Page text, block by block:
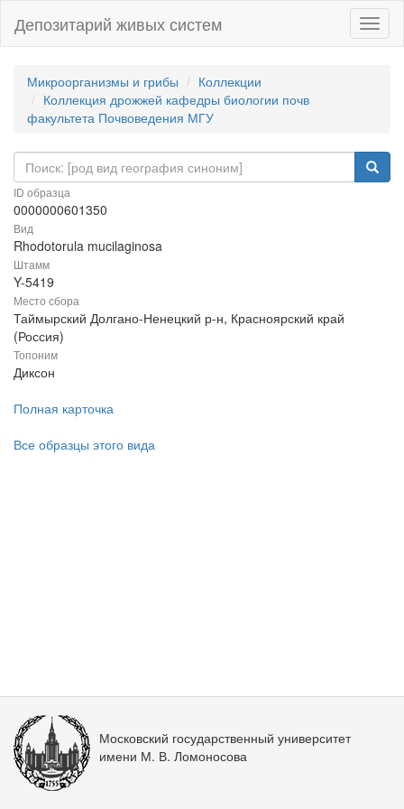
Депозитарий живых систем
Микроорганизмы и грибы
Коллекции
Коллекция дрожжей кафедры биологии почв
факультета Почвоведения МГУ
ID образца
0000000601350
Вид
Rhodotorula mucilaginosa
Штамм
Y-5419
Место сбора
Таймырский Долгано-Ненецкий р-н, Красноярский край
(Россия)
Топоним
Диксон
Полная карточка
Все образцы этого вида
Московский государственный университет
имени М. В. Ломоносова